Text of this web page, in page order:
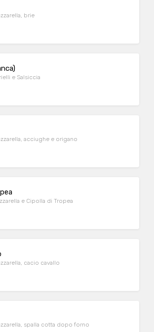
brie
e Salsiccia
acciughe e origano
e Cipolla di Tropea
cacio cavallo
spalla cotta dopo forno